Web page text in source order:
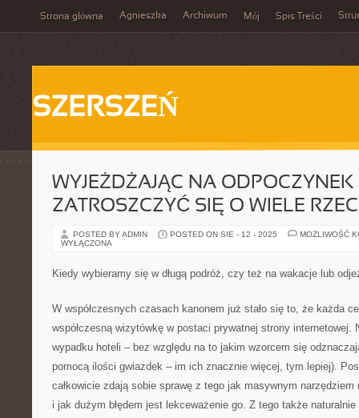
Strona główna Agnieszka Archiwum Mój Spis Treści
SZERSZEŃ
WYJEŻDŻAJĄC NA
ZATROSZCZYĆ SIĘ O WIELE
POSTED BY ADMIN POSTED ON SIE - 12 - 2025
MOŻLIWOŚĆ
WYŁĄCZONA
Kiedy wybieramy się w długą podróż, czy też na wakacje lub
W współczesnych czasach kanonem już stało się to, że każda
współczesną wizytówkę w postaci prywatnej strony internetowej.
wypadku hoteli – bez względu na to jakim wzorcem się
pomocą ilości gwiazdek – im ich znacznie więcej, tym lepiej).
całkowicie zdają sobie sprawę z tego jak masywnym
i jak dużym błędem jest lekceważenie go. Z tego także